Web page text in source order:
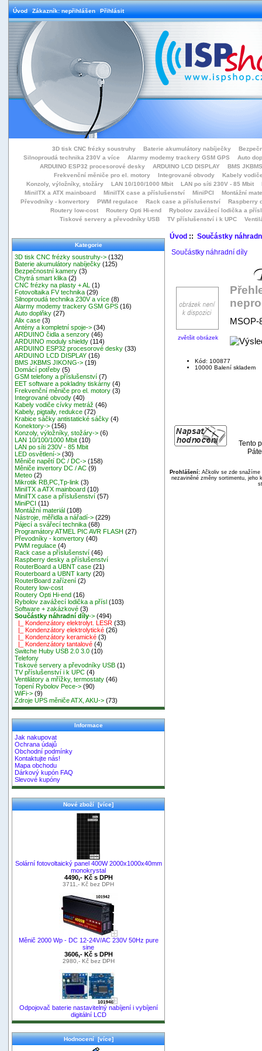
Úvod Zákazník: nepřihlášen Přihlásit
3D tisk CNC frézky soustruhy Baterie akumulátory nabíječky
Silnoproudá technika 230V a více
Alarmy modemy trackery GSM GPS
Auto
ARDUINO ESP32 procesorové desky
ARDUINO LCD DISPLAY
BMS
Frekvenční měniče pro el. motory
Integrované obvody
Kabely
Konzoly, výložníky, stožáry
LAN 10/100/1000 Mbit LAN po síti 230V - 85 Mbit
MiniITX a ATX mainboard
MiniITX case a příslušenství MiniPCI
Montážní
Převodníky - konvertory
PWM regulace Rack case a příslušenství
Raspberry
Routery low-cost
Routery Opti Hi-end
Rybolov zavážecí lodička a přísl
Tiskové servery a převodníky USB
TV příslušenství i k UPC
Kategorie
3D tisk CNC frézky soustruhy-> (132)
Baterie akumulátory nabíječky (125)
Bezpečnostní kamery (3)
Chytrá smart klika (2)
CNC frézky na plasty + AL
(1)
Fotovoltaika FV technika (29)
Silnoproudá technika 230V a více (8)
Alarmy modemy trackery GSM GPS (16)
Auto doplňky (27)
Alix case (3)
Antény a kompletní spoje-> (34)
ARDUINO čidla a senzory (46)
ARDUINO moduly shieldy (114)
ARDUINO ESP32 procesorové desky (33)
ARDUINO LCD DISPLAY (16)
BMS JKBMS JIKONG-> (19)
Domácí potřeby (5)
GSM telefony a příslušenství (7)
EET software a pokladny tiskárny (4)
Frekvenční měniče pro el. motory (3)
Integrované obvody (40)
Kabely vodiče cívky metráž (46)
Kabely, pigtaily, redukce (72)
Krabice sáčky antistatické sáčky (4)
Konektory-> (156)
Konzoly, výložníky, stožáry-> (6)
LAN 10/100/1000 Mbit (10)
LAN po síti 230V - 85 Mbit
LED osvětlení-> (30)
Měniče napětí DC / DC-> (158)
Měniče invertory DC / AC (9)
Meteo (2)
Mikrotik RB,PC,Tp-link (3)
MiniITX a ATX mainboard (10)
MiniITX case a příslušenství (57)
MiniPCI (11)
Montážní materiál (108)
Nástroje, měřidla a nářadí-> (229)
Pájecí a svářecí technika (68)
Programátory ATMEL PIC AVR FLASH (27)
Převodníky - konvertory (40)
PWM regulace (4)
Rack case a příslušenství (46)
Raspberry desky a příslušenství
RouterBoard a UBNT case (21)
Routerboard a UBNT karty (20)
RouterBoard zařízení (2)
Routery low-cost
Routery Opti Hi-end (16)
Rybolov zavážecí lodička a přísl (103)
Software + zakázkové (3)
Součástky náhradní díly-> (494)
|_ Kondenzátory elektrolyt. LESR (33)
|_ Kondenzátory elektrolytické (26)
|_ Kondenzátory keramické (3)
|_ Kondenzátory tantalové (4)
Switche Huby USB 2.0 3.0 (10)
Telefony
Tiskové servery a převodníky USB (1)
TV příslušenství i k UPC (4)
Ventilátory a mřížky, termostaty (46)
Topení Rybolov Pece-> (90)
WiFi-> (9)
Zdroje UPS měniče ATX, AKU-> (73)
Informace
Jak nakupovat
Ochrana údajů
Obchodní podmínky
Kontaktujte nás!
Mapa obchodu
Dárkový kupón FAQ
Slevové kupóny
Nové zboží [více]
Solární fotovoltaický panel 400W 2000x1000x40mm
monokrystal
4490,- Kč s DPH
3711,- Kč bez DPH
Měnič 2000 Wp - DC 12-24V/AC 230V 50Hz pure
sine
3606,- Kč s DPH
2980,- Kč bez DPH
Odpojovač baterie nastavitelný nabíjení i vybíjení
digitální LCD
Hodnocení [více]
Úvod:: Součástky
Součástky náhradní díly
zvětšit obrázek
MSOP-
Kód: 100877
10000 Balení skladem
Tento
Prohlášení:Ačkoliv se zde snažíme
nezaviněné změny sortimentu, jeho